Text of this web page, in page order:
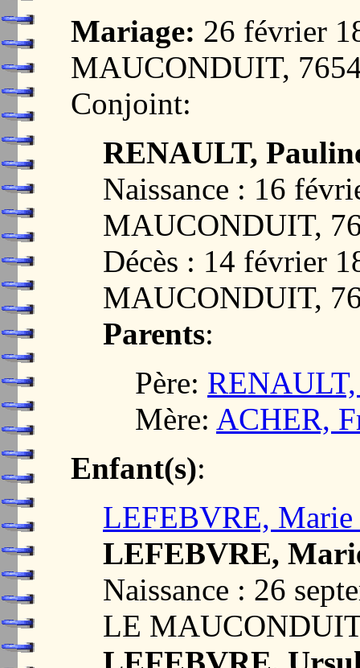
Mariage: 26 février
MAUCONDUIT,
Conjoint:
RENAULT,
Naissance : 16
MAUCONDUIT,
Décès : 14 février
MAUCONDUIT,
Parents:
Père:
Mère: ACHER,
Enfant(s):
LEFEBVRE, Marie
LEFEBVRE,
Naissance : 26
LE